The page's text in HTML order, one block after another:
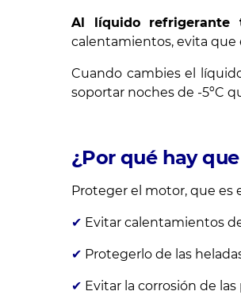
Al líquido refrigerante
calentamientos, evita que
Cuando cambies el
soportar noches de -5ºC
¿Por qué hay
Proteger el motor, que es
✔ Evitar calentamientos
✔ Protegerlo de las
✔ Evitar la corrosión de las